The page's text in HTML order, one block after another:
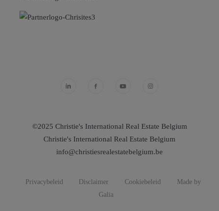
©2025 Christie's International Real Estate Belgium
Christie's International Real Estate Belgium
info@christiesrealestatebelgium.be
Privacybeleid Disclaimer Cookiebeleid
Made by
Galia